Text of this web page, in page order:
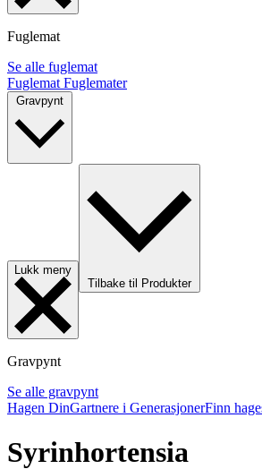
Fuglemat
Se alle fuglemat
Fuglemat Fuglemater
Lukk meny
Tilbake til Produkter
Gravpynt
Se alle gravpynt
Hagen DinGartnere i GenerasjonerFinn
Syrinhortensia